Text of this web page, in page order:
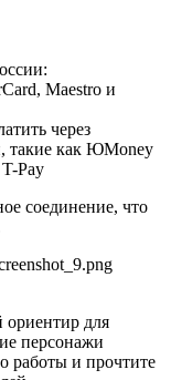
Maestro и
через
такие как ЮMoney
Pay
соединение, что
для
персонажи
работы и прочтите